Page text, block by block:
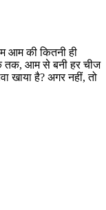
आम की कितनी ही
तक, आम से बनी हर चीज
खाया है? अगर नहीं, तो